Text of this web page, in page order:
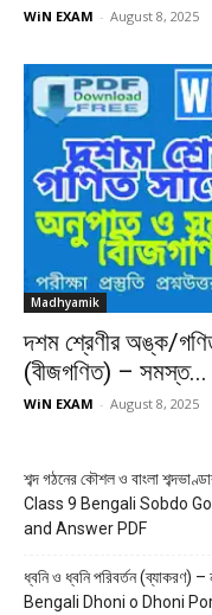
WiN EXAM - August 8, 2025
Madhyamik
দশম শ্রেণীর অঙ্ক/
(বীজগণিত) – সমস্ত...
WiN EXAM - August 8, 2025
শব্দ গঠনের কৌশল ও বাংলা
Class 9 Bengali Sobdo
and Answer PDF
ধ্বনি ও ধ্বনি পরিবর্তন
Bengali Dhoni o Dhoni